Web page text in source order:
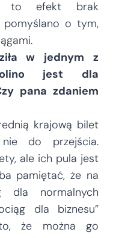
to efekt brak
pomyślano o tym,
w jednym z
jest dla
pana zdaniem
krajową bilet
do przejścia.
ale ich pula jest
pamiętać, że na
dla normalnych
dla biznesu”
że można go